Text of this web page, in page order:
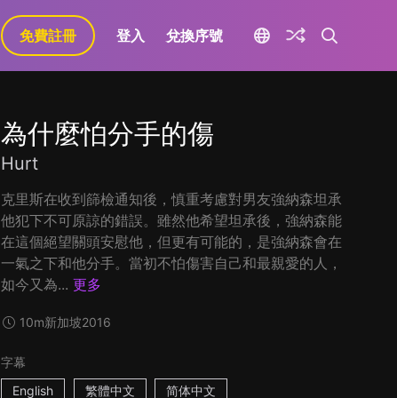
免費註冊 登入 兌換序號
為什麼怕分手的傷
Hurt
克里斯在收到篩檢通知後，慎重考慮對男友強納森坦承
他犯下不可原諒的錯誤。雖然他希望坦承後，強納森能
在這個絕望關頭安慰他，但更有可能的，是強納森會在
一氣之下和他分手。當初不怕傷害自己和最親愛的人，
如今又為... 更多
10m新加坡2016
字幕
English
繁體中文 简体中文